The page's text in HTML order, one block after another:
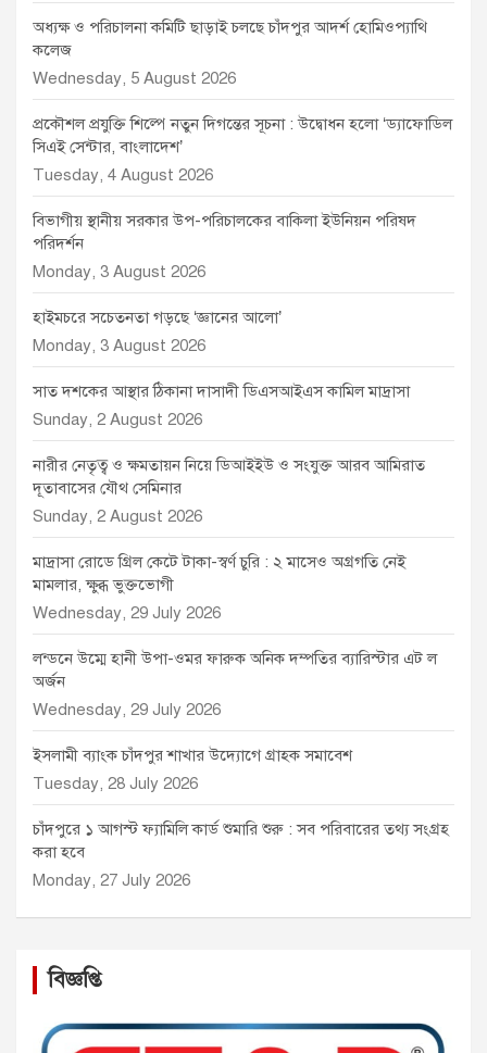
অধ্যক্ষ ও পরিচালনা কমিটি ছাড়াই চলছে চাঁদপুর আদর্শ হোমিওপ্যাথি
কলেজ
Wednesday, 5 August 2026
প্রকৌশল প্রযুক্তি শিল্পে নতুন দিগন্তের সূচনা : উদ্বোধন হলো ‘ড্যাফোডিল
সিএই সেন্টার, বাংলাদেশ’
Tuesday, 4 August 2026
বিভাগীয় স্থানীয় সরকার উপ-পরিচালকের বাকিলা ইউনিয়ন পরিষদ
পরিদর্শন
Monday, 3 August 2026
হাইমচরে সচেতনতা গড়ছে ‘জ্ঞানের আলো’
Monday, 3 August 2026
সাত দশকের আস্থার ঠিকানা দাসাদী ডিএসআইএস কামিল মাদ্রাসা
Sunday, 2 August 2026
নারীর নেতৃত্ব ও ক্ষমতায়ন নিয়ে ডিআইইউ ও সংযুক্ত আরব আমিরাত
দূতাবাসের যৌথ সেমিনার
Sunday, 2 August 2026
মাদ্রাসা রোডে গ্রিল কেটে টাকা-স্বর্ণ চুরি : ২ মাসেও অগ্রগতি নেই
মামলার, ক্ষুব্ধ ভুক্তভোগী
Wednesday, 29 July 2026
লন্ডনে উম্মে হানী উপা-ওমর ফারুক অনিক দম্পতির ব্যারিস্টার এট ল
অর্জন
Wednesday, 29 July 2026
ইসলামী ব্যাংক চাঁদপুর শাখার উদ্যোগে গ্রাহক সমাবেশ
Tuesday, 28 July 2026
চাঁদপুরে ১ আগস্ট ফ্যামিলি কার্ড শুমারি শুরু : সব পরিবারের তথ্য সংগ্রহ
করা হবে
Monday, 27 July 2026
বিজ্ঞপ্তি